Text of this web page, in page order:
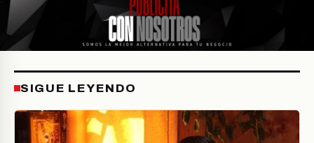
SIGUE LEYENDO